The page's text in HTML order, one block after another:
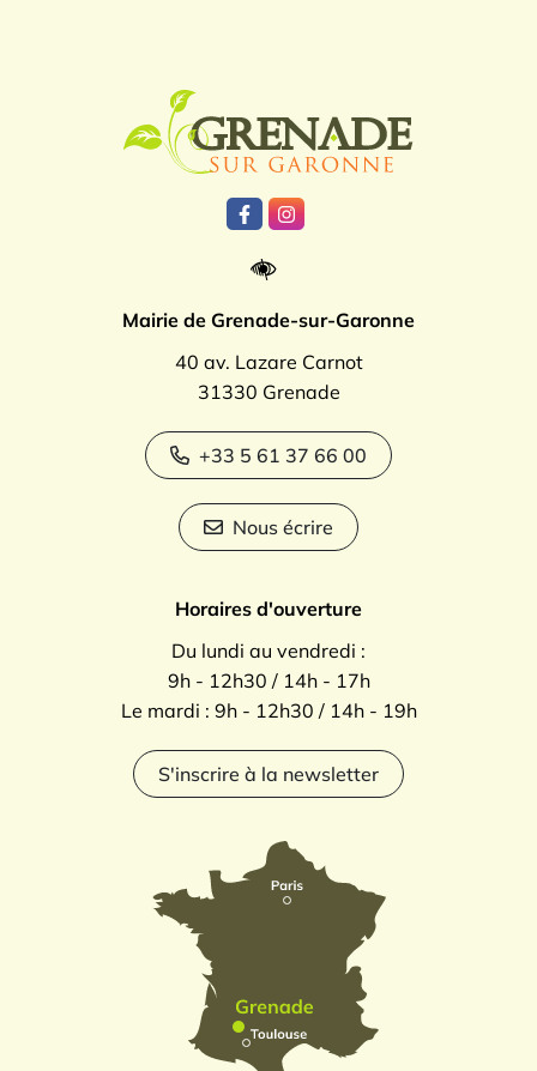
Lien vers le compte Facebook
Lien vers le compte
Mairie de Grenade-sur-Garonne
40 av. Lazare Carnot
31330 Grenade
+33 5 61 37 66 00
Nous écrire
Horaires d'ouverture
Du lundi au vendredi :
9h - 12h30 / 14h - 17h
Le mardi : 9h - 12h30 / 14h - 19h
S'inscrire à la newsletter